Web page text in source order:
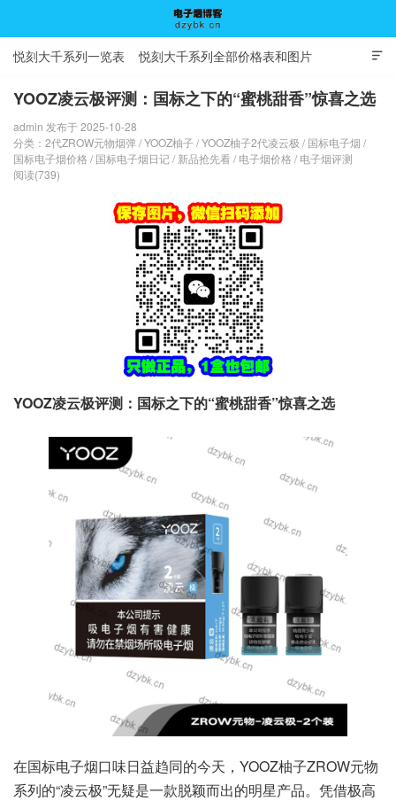
电子烟博客

悦刻大千系列一览表 悦刻大千系列全部价格表和图片
YOOZ凌云极评测：国标之下的“蜜桃甜香”惊喜之选
admin 发布于 2025-10-28
分类： 2代ZROW元物烟弹/YOOZ柚子/YOOZ柚子2代凌云极 / 国标电子烟 /
国标电子烟价格 / 国标电子烟日记/ 新品抢先看/ 电子烟价格 / 电子烟评测
阅读(739)
YOOZ凌云极评测：国标之下的“蜜桃甜香”惊喜之选
在国标电子烟口味日益趋同的今天，YOOZ柚子ZROW元物
系列的“凌云极”无疑是一款脱颖而出的明星产品。凭借极高